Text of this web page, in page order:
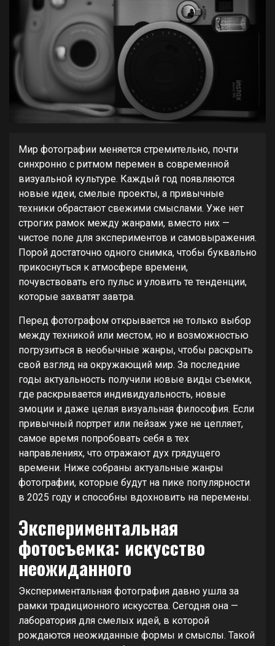
Мир фотографии меняется стремительно, почти
синхронно с ритмом перемен в современной
визуальной культуре. Каждый год появляются
новые идеи, смелые проекты, а привычные
техники обрастают свежими смыслами. Уже нет
строгих рамок между жанрами, вместо них —
чистое поле для экспериментов и самовыражения.
Порой достаточно одного снимка, чтобы буквально
прикоснуться к атмосфере времени,
почувствовать его пульс и уловить те тенденции,
которые захватят завтра.
Перед фотографом открывается не только выбор
между техникой или местом, но и возможностью
погрузиться в необычные жанры, чтобы раскрыть
свой взгляд на окружающий мир. За последние
годы актуальность получили новые виды съемки,
где раскрывается индивидуальность, новые
эмоции и даже целая визуальная философия. Если
привычный портрет или пейзаж уже не цепляет,
самое время попробовать себя в тех
направлениях, что отражают дух грядущего
времени. Ниже собраны актуальные жанры
фотографии, которые будут на пике популярности
в 2025 году и способны вдохновить на перемены.
Экспериментальная
фотосъемка: искусство
неожиданного
Экспериментальная фотография давно ушла за
рамки традиционного искусства. Сегодня она —
лаборатория для смелых идей, в которой
рождаются неожиданные формы и смыслы. Такой